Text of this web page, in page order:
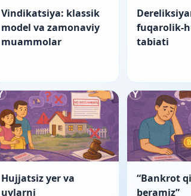
Vindikatsiya: klassik
model va zamonaviy
muammolar
fuqarolik-
tabiati
Hujjatsiz yer va
uylarni
“Bankrot
beramiz”